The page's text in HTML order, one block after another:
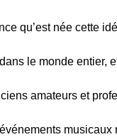
qu’est née cette
le monde
amateurs et